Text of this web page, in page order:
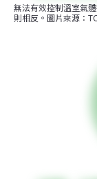
無法有效控制溫室氣
則相反。圖片來源：